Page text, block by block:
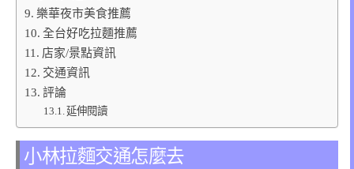
樂華夜市美食推薦
全台好吃拉麵推薦
店家/景點資訊
交通資訊
評論
延伸閱讀
小林拉麵交通怎麼去